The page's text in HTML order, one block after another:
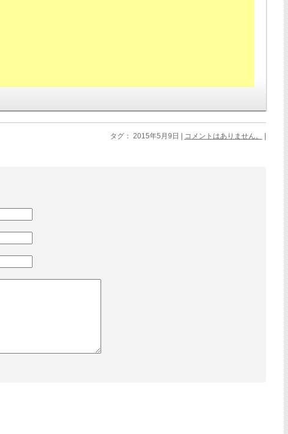
タグ： 2015年5月9日 | コメントはありません。 |